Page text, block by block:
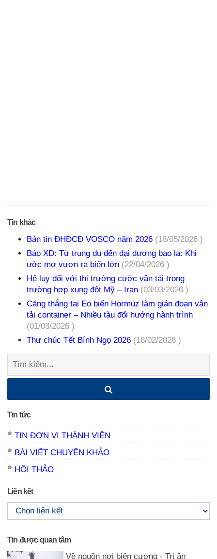
Tin khác
Bản tin ĐHĐCĐ VOSCO năm 2026 (18/05/2026 )
Báo XD: Từ trung du đến đại dương bao la: Khi
ước mơ vươn ra biển lớn (22/04/2026 )
Hệ lụy đối với thị trường cước vận tải trong
trường hợp xung đột Mỹ – Iran (03/03/2026 )
Căng thẳng tại Eo biển Hormuz làm gián đoạn vận
tải container – Nhiều tàu đổi hướng hành trình
(01/03/2026 )
Thư chúc Tết Bính Ngọ 2026 (16/02/2026 )
Tìm
Tin tức
TIN ĐƠN VỊ THÀNH VIÊN
BÀI VIẾT CHUYÊN KHẢO
HỘI THẢO
Liên kết
Tin được quan tâm
Về nguồn nơi biên cương - Tri ân